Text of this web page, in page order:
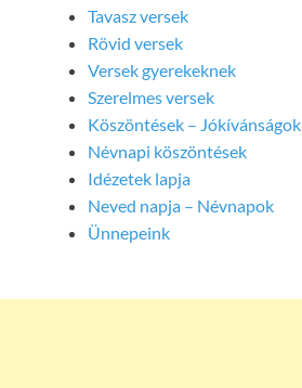
Tavasz versek
Rövid versek
Versek gyerekeknek
Szerelmes versek
Köszöntések – Jókívánságok
Névnapi köszöntések
Idézetek lapja
Neved napja – Névnapok
Ünnepeink